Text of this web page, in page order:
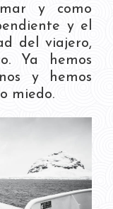
y como
y el
del viajero,
Ya hemos
y hemos
miedo.